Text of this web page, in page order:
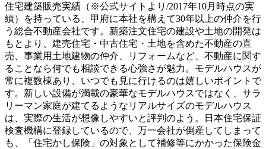
住宅建築販売実績（※公式サイトより/2017年10月時点の実
績）
を持っている、甲府に本社を構えて30年以上の仲介を行
う総合不動産会社です。新築注文住宅の建設や土地の開発は
もとより、建売住宅・中古住宅・土地を含めた不動産の直
売、事業用土地建物の仲介、リフォームなど、不動産に関す
ることなら何でも相談できる心強さが魅力。 モデルハウスが
常に複数棟あり、いつでも見に行けるのは嬉しいポイントで
す。新しい設備が満載の豪華なモデルハウスではなく、サラ
リーマン家庭が建てるようなリアルサイズのモデルハウス
は、 実際の生活が想像しやすいと評判 のよう。
日本住宅保証
検査機構に登録しているので、万一会社が倒産してしまって
も、「住宅かし保険」の対象として補修等にかかった保険金